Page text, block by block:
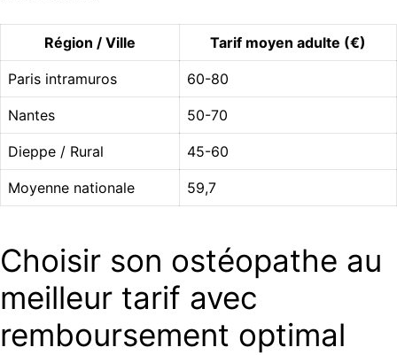
Région / Ville Tarif moyen adulte (€)
Paris intramuros 60-80
Nantes 50-70
Dieppe / Rural 45-60
Moyenne nationale 59,7
Choisir son ostéopathe au
meilleur tarif avec
remboursement optimal